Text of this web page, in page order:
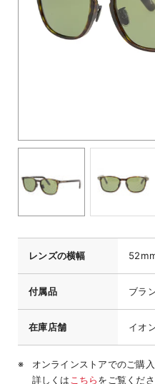
レンズの横幅
付属品 ブラ
在庫店舗 イオ
オンラインストアでのご購
詳しくは こちらをご覧くださ